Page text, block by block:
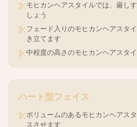
モヒカンヘアスタイルでは、厳し
しょう
フェード入りのモヒカンヘアスタ
き立てます
中程度の高さのモヒカンヘアスタ
ハート型フェイス
ボリュームのあるモヒカンヘアス
スさせます